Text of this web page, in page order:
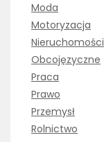
Moda
Motoryzacja
Nieruchomości
Obcojęzyczne
Praca
Prawo
Przemysł
Rolnictwo